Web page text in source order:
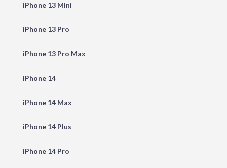
iPhone 13 Mini
iPhone 13 Pro
iPhone 13 Pro Max
iPhone 14
iPhone 14 Max
iPhone 14 Plus
iPhone 14 Pro